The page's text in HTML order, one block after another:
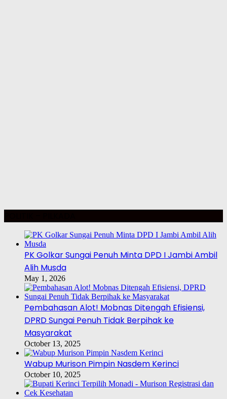
PK Golkar Sungai Penuh Minta DPD I Jambi Ambil
Alih Musda
May 1, 2026
Pembahasan Alot! Mobnas Ditengah Efisiensi,
DPRD Sungai Penuh Tidak Berpihak ke
Masyarakat
October 13, 2025
Wabup Murison Pimpin Nasdem Kerinci
October 10, 2025